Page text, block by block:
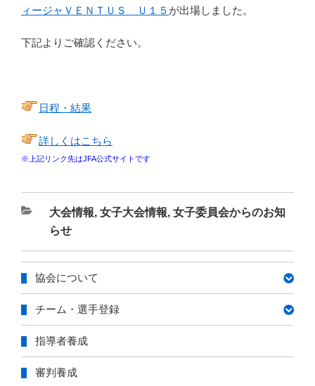
ィージャＶＥＮＴＵＳ Ｕ１５ が出場しました。
下記よりご確認ください。
日程・結果
詳しくはこちら
※上記リンク先はJFA公式サイトです
カ
テ
ゴ
ー
大会情報, 女子大会情報, 女子委員会からのお知
らせ
協会について
チーム・選手登録
指導者養成
審判養成